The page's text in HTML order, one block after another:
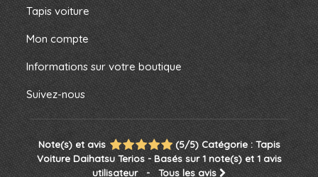
Tapis voiture
Mon compte
Informations sur votre boutique
Suivez-nous
Note(s) et avis (5/5)Catégorie : Tapis
Voiture Daihatsu Terios- Basés sur1note(s) et1avis
utilisateur- Tous les avis